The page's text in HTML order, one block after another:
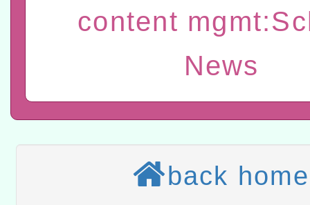
「數位內容與教學軟體線
赴陸應申請許可一案
轉知經濟部水利署委託財
研究院辦理「115年表揚
位及節水達人選拔活動」
115年8月22日(星期六)辦
市孔廟祈福系列活動—儒
2026年桃園地景藝術節教
本校115學年度第2次代理
content
News
back home